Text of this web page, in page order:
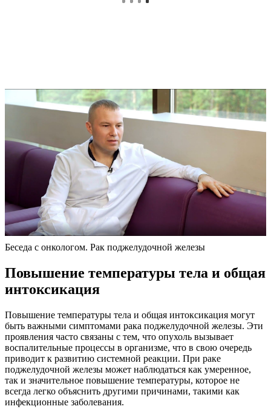
Беседа с онкологом. Рак поджелудочной железы
Повышение температуры тела и общая
интоксикация
Повышение температуры тела и общая интоксикация могут
быть важными симптомами рака поджелудочной железы. Эти
проявления часто связаны с тем, что опухоль вызывает
воспалительные процессы в организме, что в свою очередь
приводит к развитию системной реакции. При раке
поджелудочной железы может наблюдаться как умеренное,
так и значительное повышение температуры, которое не
всегда легко объяснить другими причинами, такими как
инфекционные заболевания.